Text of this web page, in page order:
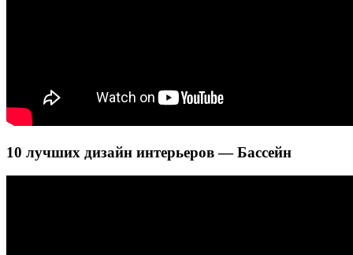
10 лучших дизайн интерьеров — Бассейн